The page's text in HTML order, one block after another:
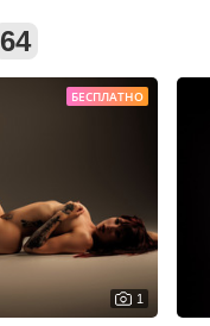
64
БЕСПЛАТНО
1